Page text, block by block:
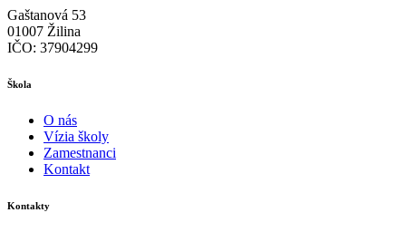
Gaštanová 53
01007 Žilina
IČO: 37904299
Škola
O nás
Vízia školy
Zamestnanci
Kontakt
Kontakty